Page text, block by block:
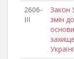
2606-
III
Закон
змін